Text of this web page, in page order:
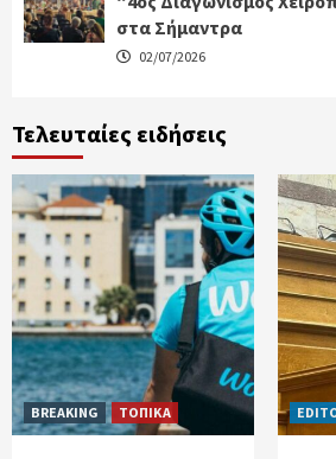
στα Σήμαντρα
02/07/2026
Τελευταίες ειδήσεις
BREAKING ΤΟΠΙΚΑ